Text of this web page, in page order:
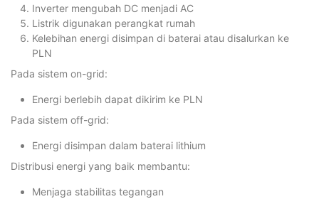
Inverter mengubah DC menjadi AC
Listrik digunakan perangkat rumah
Kelebihan energi disimpan di baterai atau disalurkan ke
PLN
Pada sistem on-grid:
Energi berlebih dapat dikirim ke PLN
Pada sistem off-grid:
Energi disimpan dalam baterai lithium
Distribusi energi yang baik membantu:
Menjaga stabilitas tegangan